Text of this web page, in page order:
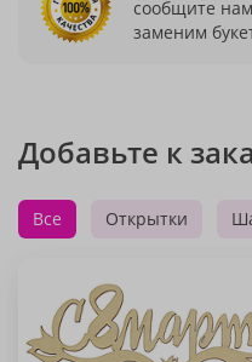
сообщите
заменим
Добавьте к
Все Открытки